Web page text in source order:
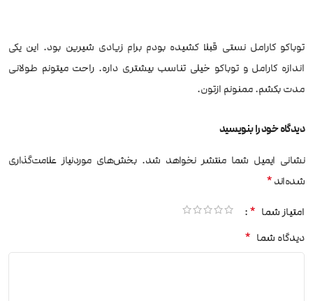
توباکو کارامل نستی قبلا کشیده بودم برام زیادی شیرین بود. این یکی
اندازه کارامل و توباکو خیلی تناسب بیشتری داره. راحت میتونم طولانی
مدت بکشم. ممنونم ازتون.
دیدگاه خود را بنویسید
نشانی ایمیل شما منتشر نخواهد شد. بخش‌های موردنیاز علامت‌گذاری
شده‌اند*
امتیاز شما *
دیدگاه شما *